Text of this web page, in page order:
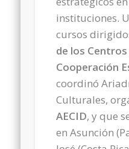
instituciones.
cursos
de los
Cooperación
coordinó
Culturales,
AECID, y que
en Asunción